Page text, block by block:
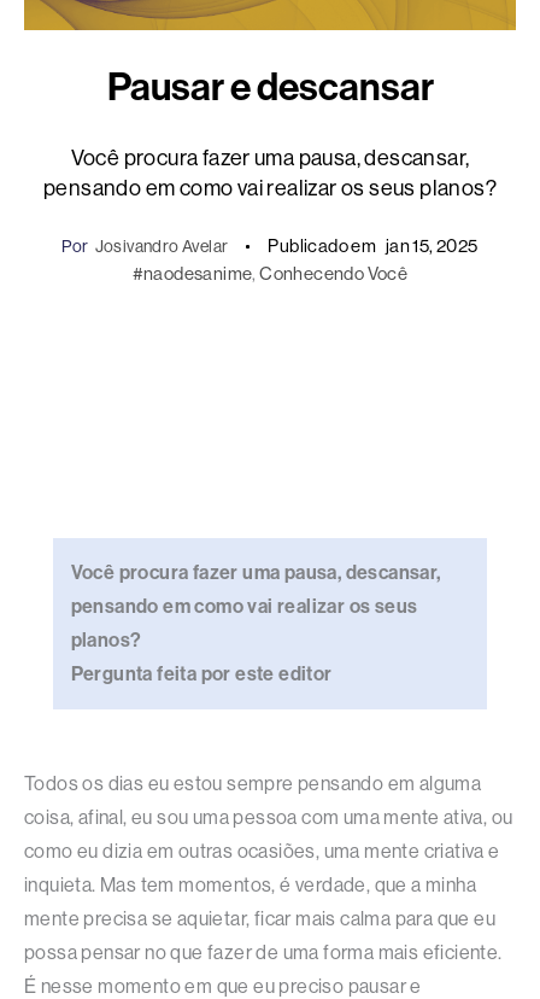
Pausar e descansar
Você procura fazer uma pausa, descansar,
pensando em como vai realizar os seus planos?
Por Josivandro Avelar Publicado em jan 15, 2025
#naodesanime, Conhecendo Você
Você procura fazer uma pausa, descansar,
pensando em como vai realizar os seus
planos?
Pergunta feita por este editor
Todos os dias eu estou sempre pensando em alguma
coisa, afinal, eu sou uma pessoa com uma mente ativa, ou
como eu dizia em outras ocasiões, uma mente criativa e
inquieta. Mas tem momentos, é verdade, que a minha
mente precisa se aquietar, ficar mais calma para que eu
possa pensar no que fazer de uma forma mais eficiente.
É nesse momento em que eu preciso pausar e